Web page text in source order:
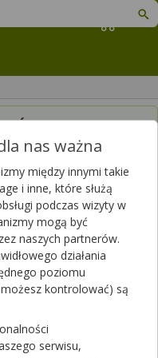
Koszyk
z
pytania.
nas ważna
między innymi takie
i inne, które służą
podczas wizyty w
mogą być
naszych partnerów.
działania
poziomu
kontrolować) są
serwisu,